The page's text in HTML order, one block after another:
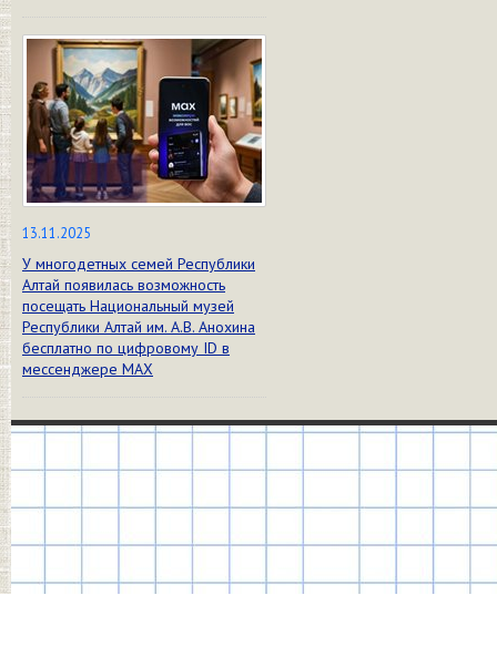
13.11.2025
У многодетных семей Республики
Алтай появилась возможность
посещать Национальный музей
Республики Алтай им. А.В. Анохина
бесплатно по цифровому ID в
мессенджере МАХ